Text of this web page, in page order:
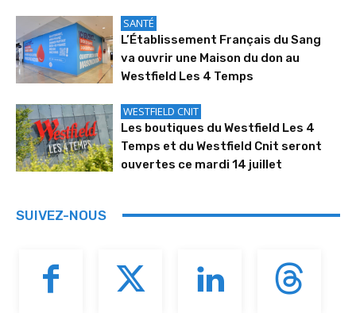
SANTÉ
L’Établissement Français du Sang
va ouvrir une Maison du don au
Westfield Les 4 Temps
WESTFIELD CNIT
Les boutiques du Westfield Les 4
Temps et du Westfield Cnit seront
ouvertes ce mardi 14 juillet
SUIVEZ-NOUS